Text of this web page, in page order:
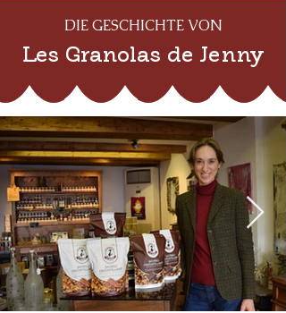
DIE GESCHICHTE VON
Les Granolas de Jenny